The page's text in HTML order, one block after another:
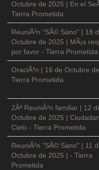
Octubre de 2025 | En el
Tierra Prometida
ReuniÃ³n "SÃ© Sano" | 18
Octubre de 2025 | MÃ¡s
por favor - Tierra Prometida
OraciÃ³n | 16 de Octubre
Tierra Prometida
2Âª ReuniÃ³n familiar | 12
Octubre de 2025 |
Cielo - Tierra Prometida
ReuniÃ³n "SÃ© Sano" | 11
Octubre de 2025 | - Tierra
Prometida